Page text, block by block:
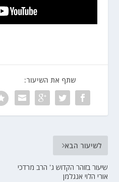
שתף את השיעור:
לשיעור הבא
שיעור בזוהר הקדוש ג' הרב מרדכי
אורי הלוי אנגלמן